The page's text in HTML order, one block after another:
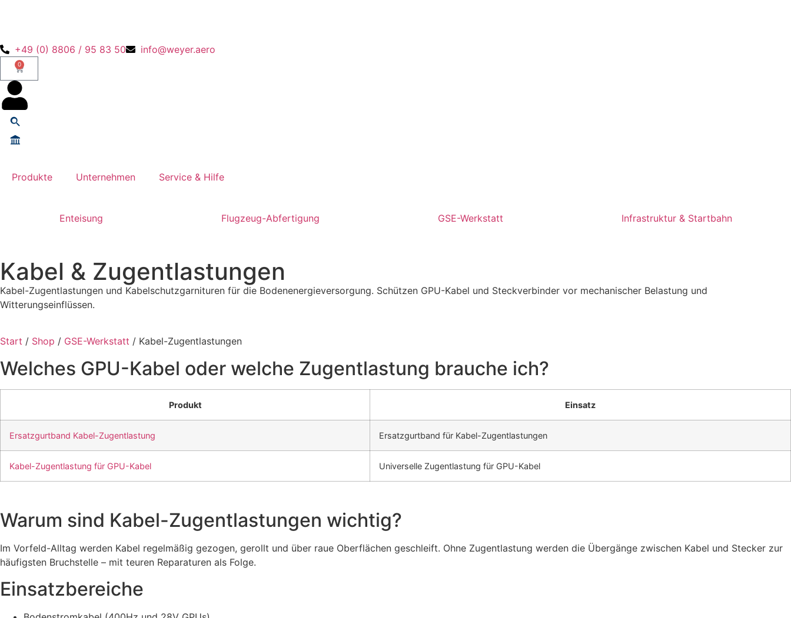
+49 (0) 8806 / 95 83 50 info@weyer.aero
0
Produkte Unternehmen Service & Hilfe
Enteisung Flugzeug-Abfertigung GSE-Werkstatt Infrastruktur & Startbahn
Kabel & Zugentlastungen
Kabel-Zugentlastungen und Kabelschutzgarnituren für die Bodenenergieversorgung. Schützen GPU-Kabel und Steckverbinder vor mechanischer Belastung und
Witterungseinflüssen.
Start / Shop / GSE-Werkstatt / Kabel-Zugentlastungen
Welches GPU-Kabel oder welche Zugentlastung brauche ich?
Produkt Einsatz
Ersatzgurtband Kabel-Zugentlastung Ersatzgurtband für Kabel-Zugentlastungen
Kabel-Zugentlastung für GPU-Kabel Universelle Zugentlastung für GPU-Kabel
Warum sind Kabel-Zugentlastungen wichtig?
Im Vorfeld-Alltag werden Kabel regelmäßig gezogen, gerollt und über raue Oberflächen geschleift. Ohne Zugentlastung werden die Übergänge zwischen Kabel und Stecker zur
häufigsten Bruchstelle – mit teuren Reparaturen als Folge.
Einsatzbereiche